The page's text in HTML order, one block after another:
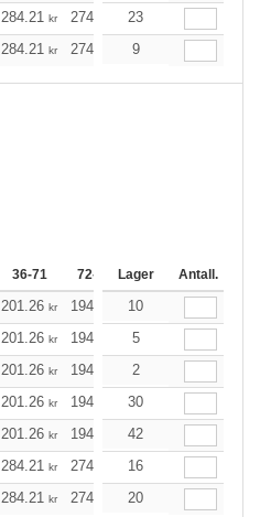
284.21 kr 274.96 261.24
23
284.21 kr 274.96 9
36-71 72-143 144-287
Lager Antall.
201.26 kr 194.79 184.98
10
201.26 kr 194.79
5
201.26 kr 194.79
2
201.26 kr 194.79 184.98
30
201.26 kr 194.79 184.98
42
284.21 kr 274.96 261.24
16
284.21 kr 274.96 261.24
20